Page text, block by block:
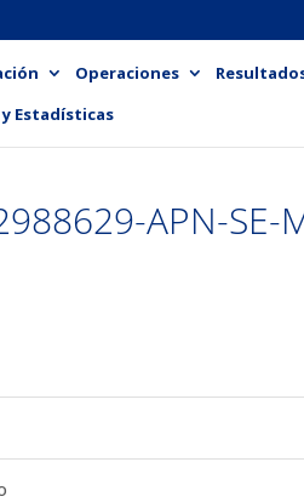
Operaciones
Estadísticas
APN-SE-